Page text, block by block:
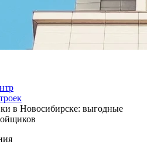
в Новосибирске: выгодные